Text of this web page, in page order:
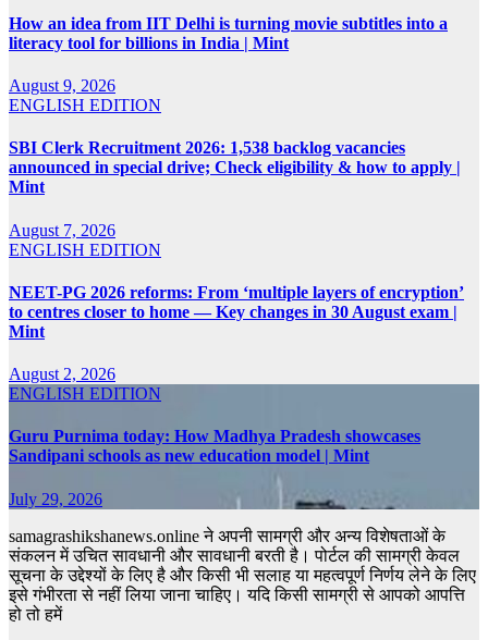
How an idea from IIT Delhi is turning movie subtitles into a
literacy tool for billions in India | Mint
August 9, 2026
ENGLISH EDITION
SBI Clerk Recruitment 2026: 1,538 backlog vacancies
announced in special drive; Check eligibility & how to apply |
Mint
August 7, 2026
ENGLISH EDITION
NEET-PG 2026 reforms: From ‘multiple layers of encryption’
to centres closer to home — Key changes in 30 August exam |
Mint
August 2, 2026
ENGLISH EDITION
Guru Purnima today: How Madhya Pradesh showcases
Sandipani schools as new education model | Mint
July 29, 2026
samagrashikshanews.online ने अपनी सामग्री और अन्य विशेषताओं के
संकलन में उचित सावधानी और सावधानी बरती है। पोर्टल की सामग्री केवल
सूचना के उद्देश्यों के लिए है और किसी भी सलाह या महत्वपूर्ण निर्णय लेने के लिए
इसे गंभीरता से नहीं लिया जाना चाहिए। यदि किसी सामग्री से आपको आपत्ति
हो तो हमें